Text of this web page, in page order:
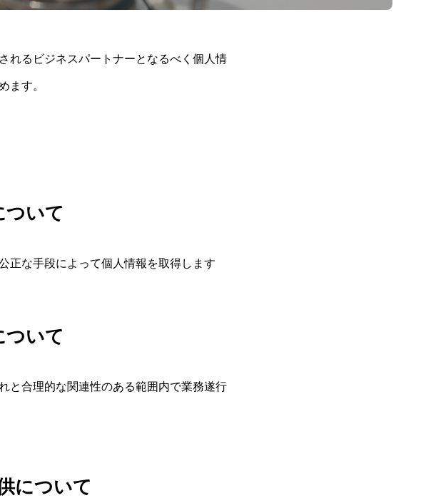
れるビジネスパートナーとなるべく個人情
ます。
ついて
正な手段によって個人情報を取得します
ついて
と合理的な関連性のある範囲内で業務遂行
について